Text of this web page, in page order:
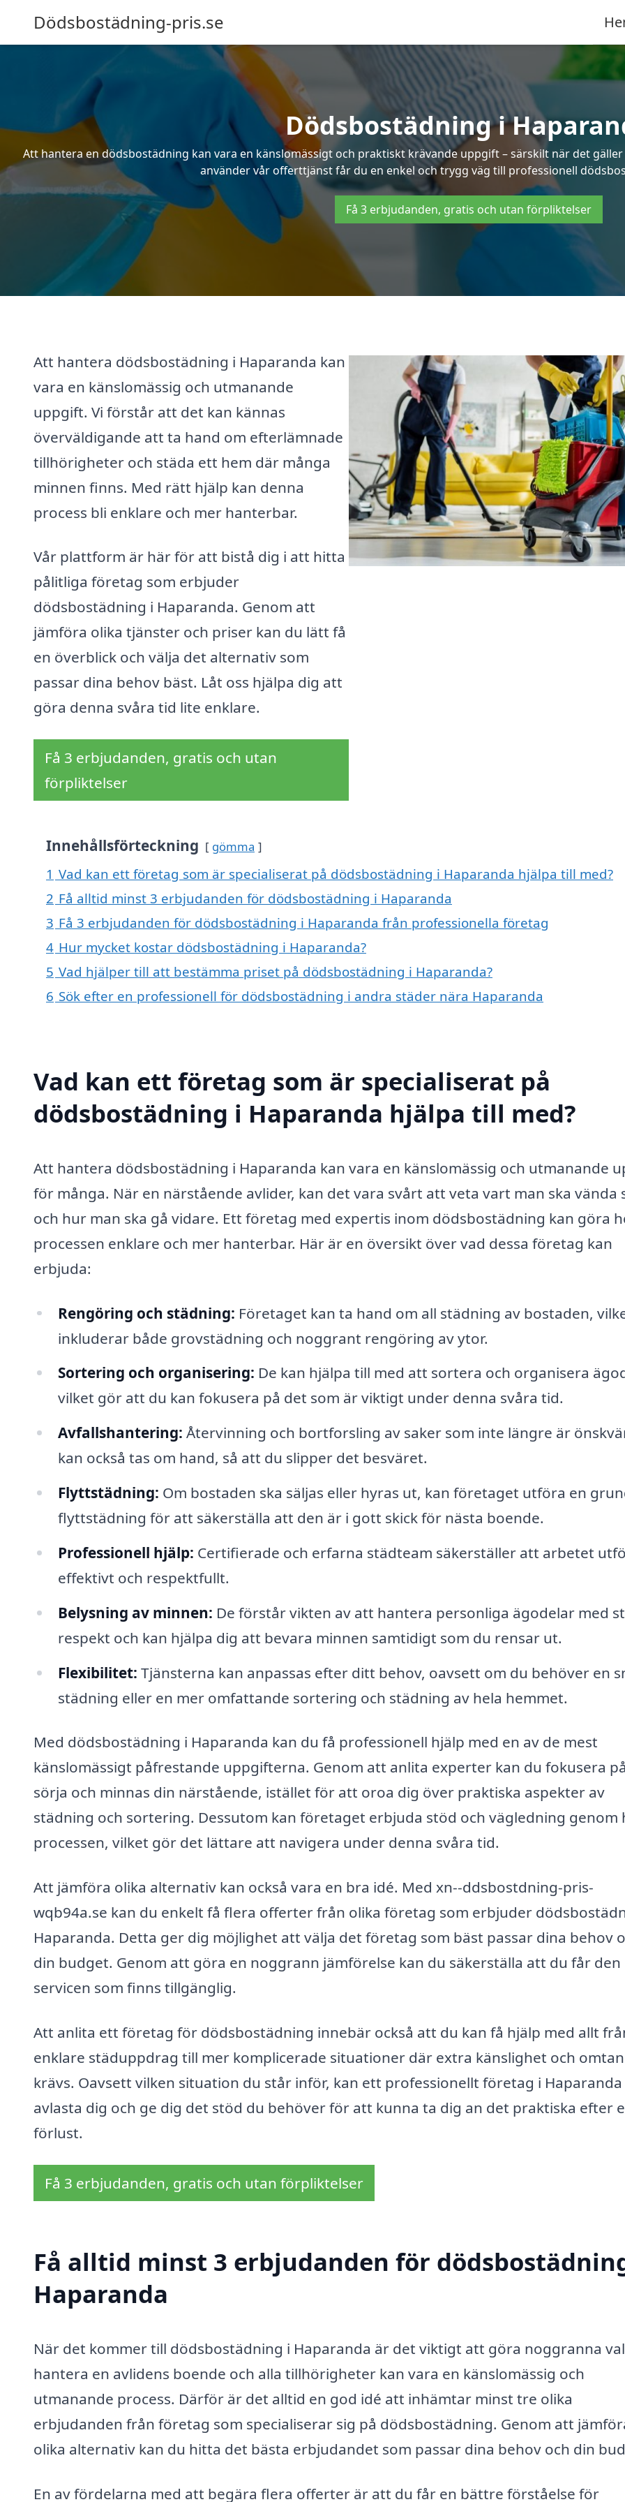
Dödsbostädning-pris.se
Dödsbostädning i
Att hantera en dödsbostädning kan vara en känslomässigt och praktiskt krävande uppgift – särskilt när det
använder vår offerttjänst får du en enkel och trygg väg till professionell
Få 3 erbjudanden, gratis och utan förpliktelser
Att hantera dödsbostädning i Haparanda kan
vara en känslomässig och utmanande
uppgift. Vi förstår att det kan kännas
överväldigande att ta hand om efterlämnade
tillhörigheter och städa ett hem där många
minnen finns. Med rätt hjälp kan denna
process bli enklare och mer hanterbar.
Vår plattform är här för att bistå dig i att hitta
pålitliga företag som erbjuder
dödsbostädning i Haparanda. Genom att
jämföra olika tjänster och priser kan du lätt få
en överblick och välja det alternativ som
passar dina behov bäst. Låt oss hjälpa dig att
göra denna svåra tid lite enklare.
Få 3 erbjudanden, gratis och utan
förpliktelser
Innehållsförteckning gömma
1 Vad kan ett företag som är specialiserat på dödsbostädning i Haparanda hjälpa till med?
2 Få alltid minst 3 erbjudanden för dödsbostädning i Haparanda
3 Få 3 erbjudanden för dödsbostädning i Haparanda från professionella företag
4 Hur mycket kostar dödsbostädning i Haparanda?
5 Vad hjälper till att bestämma priset på dödsbostädning i Haparanda?
6 Sök efter en professionell för dödsbostädning i andra städer nära Haparanda
Vad kan ett företag som är specialiserat på
dödsbostädning i Haparanda hjälpa till med?
Att hantera dödsbostädning i Haparanda kan vara en känslomässig och utmanande
för många. När en närstående avlider, kan det vara svårt att veta vart man ska vända
och hur man ska gå vidare. Ett företag med expertis inom dödsbostädning kan göra
processen enklare och mer hanterbar. Här är en översikt över vad dessa företag kan
erbjuda:
Rengöring och städning: Företaget kan ta hand om all städning av bostaden,
inkluderar både grovstädning och noggrant rengöring av ytor.
Sortering och organisering: De kan hjälpa till med att sortera och organisera
vilket gör att du kan fokusera på det som är viktigt under denna svåra tid.
Avfallshantering: Återvinning och bortforsling av saker som inte längre är
kan också tas om hand, så att du slipper det besväret.
Flyttstädning: Om bostaden ska säljas eller hyras ut, kan företaget utföra en
flyttstädning för att säkerställa att den är i gott skick för nästa boende.
Professionell hjälp: Certifierade och erfarna städteam säkerställer att arbetet
effektivt och respektfullt.
Belysning av minnen: De förstår vikten av att hantera personliga ägodelar med
respekt och kan hjälpa dig att bevara minnen samtidigt som du rensar ut.
Flexibilitet: Tjänsterna kan anpassas efter ditt behov, oavsett om du behöver en
städning eller en mer omfattande sortering och städning av hela hemmet.
Med dödsbostädning i Haparanda kan du få professionell hjälp med en av de mest
känslomässigt påfrestande uppgifterna. Genom att anlita experter kan du fokusera
sörja och minnas din närstående, istället för att oroa dig över praktiska aspekter av
städning och sortering. Dessutom kan företaget erbjuda stöd och vägledning genom
processen, vilket gör det lättare att navigera under denna svåra tid.
Att jämföra olika alternativ kan också vara en bra idé. Med xn--ddsbostdning-pris-
wqb94a.se kan du enkelt få flera offerter från olika företag som erbjuder
Haparanda. Detta ger dig möjlighet att välja det företag som bäst passar dina behov
din budget. Genom att göra en noggrann jämförelse kan du säkerställa att du får den
servicen som finns tillgänglig.
Att anlita ett företag för dödsbostädning innebär också att du kan få hjälp med allt
enklare städuppdrag till mer komplicerade situationer där extra känslighet och
krävs. Oavsett vilken situation du står inför, kan ett professionellt företag i Haparanda
avlasta dig och ge dig det stöd du behöver för att kunna ta dig an det praktiska efter
förlust.
Få 3 erbjudanden, gratis och utan förpliktelser
Få alltid minst 3 erbjudanden för
Haparanda
När det kommer till dödsbostädning i Haparanda är det viktigt att göra noggranna
hantera en avlidens boende och alla tillhörigheter kan vara en känslomässig och
utmanande process. Därför är det alltid en god idé att inhämtar minst tre olika
erbjudanden från företag som specialiserar sig på dödsbostädning. Genom att
olika alternativ kan du hitta det bästa erbjudandet som passar dina behov och din
En av fördelarna med att begära flera offerter är att du får en bättre förståelse för